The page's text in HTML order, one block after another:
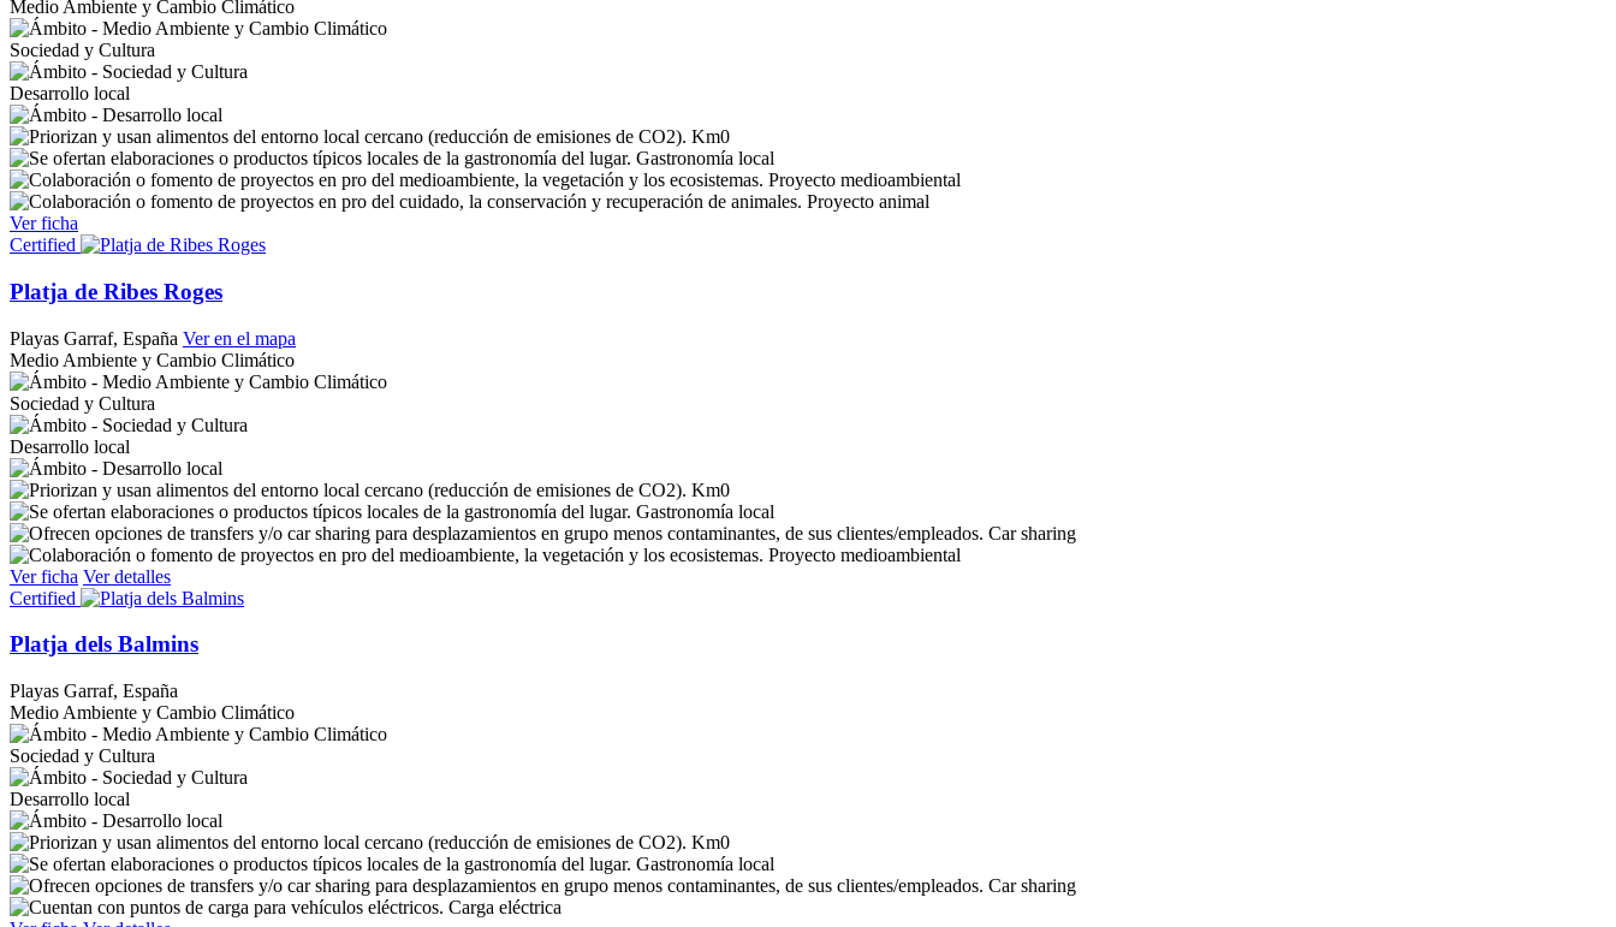
Medio Ambiente y Cambio Climático
Sociedad y Cultura
Desarrollo local
Km0
Gastronomía local
Proyecto medioambiental
Proyecto animal
Ver ficha
Certified
Platja de Ribes Roges
Playas Garraf, España Ver en el mapa
Medio Ambiente y Cambio Climático
Sociedad y Cultura
Desarrollo local
Km0
Gastronomía local
Car sharing
Proyecto medioambiental
Ver ficha Ver detalles
Certified
Platja dels Balmins
Playas Garraf, España
Medio Ambiente y Cambio Climático
Sociedad y Cultura
Desarrollo local
Km0
Gastronomía local
Car sharing
Carga eléctrica